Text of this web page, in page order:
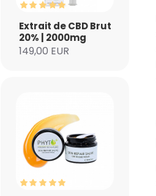
Extrait de CBD Brut
20% | 2000mg
149,00 EUR